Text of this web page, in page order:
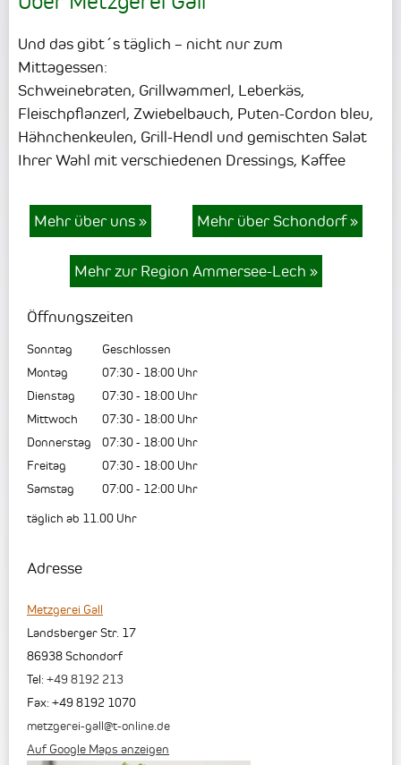
Und das gibt´s täglich – nicht nur zum
Mittagessen:
Schweinebraten, Grillwammerl, Leberkäs,
Fleischpflanzerl, Zwiebelbauch, Puten-Cordon bleu,
Hähnchenkeulen, Grill-Hendl und gemischten Salat
Ihrer Wahl mit verschiedenen Dressings, Kaffee
Mehr über uns » Mehr über Schondorf»
Mehr zur Region Ammersee-Lech »
Öffnungszeiten
Sonntag
Geschlossen
Montag
07:30- 18:00 Uhr
Dienstag
07:30- 18:00 Uhr
Mittwoch
07:30- 18:00 Uhr
Donnerstag
07:30- 18:00 Uhr
Freitag
07:30- 18:00 Uhr
Samstag
07:00- 12:00 Uhr
täglich ab 11.00 Uhr
Adresse
Metzgerei Gall
Landsberger Str. 17
86938Schondorf
Tel: +49 8192 213
Fax: +49 8192 1070
metzgerei-gall@t-online.de
Auf Google Maps anzeigen